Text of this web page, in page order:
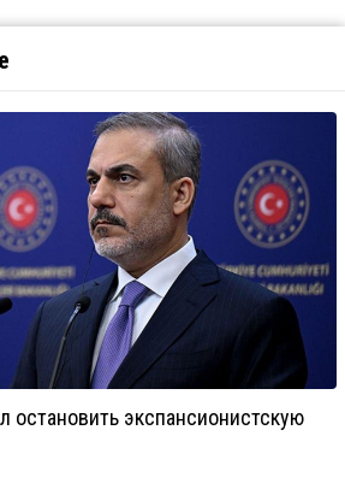
остановить экспансионистскую